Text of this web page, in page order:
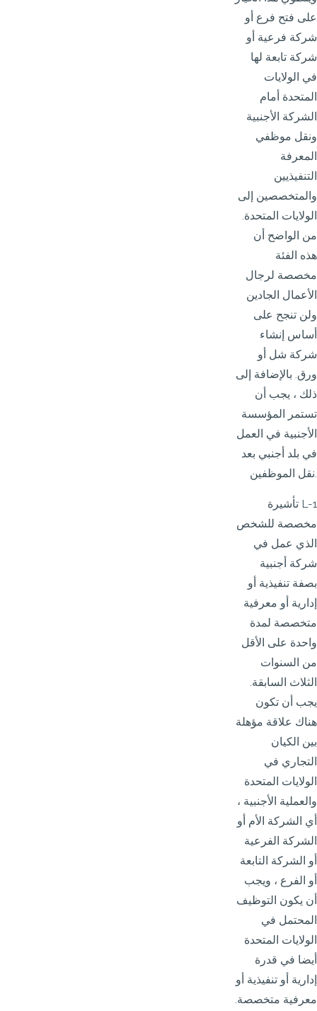
على فتح فرع أو
شركة فرعية أو
شركة تابعة لها
في الولايات
المتحدة أمام
الشركة الأجنبية
ونقل موظفي
المعرفة
التنفيذيين
والمتخصصين إلى
الولايات المتحدة.
من الواضح أن
هذه الفئة
مخصصة لرجال
الأعمال الجادين
ولن تنجح على
أساس إنشاء
شركة شل أو
ورق. بالإضافة إلى
ذلك ، يجب أن
تستمر المؤسسة
الأجنبية في العمل
في بلد أجنبي بعد
نقل الموظفين.
تأشيرة L-1
مخصصة للشخص
الذي عمل في
شركة أجنبية
بصفة تنفيذية أو
إدارية أو معرفية
متخصصة لمدة
واحدة على الأقل
من السنوات
الثلاث السابقة.
يجب أن تكون
هناك علاقة مؤهلة
بين الكيان
التجاري في
الولايات المتحدة
والعملية الأجنبية ،
أي الشركة الأم أو
الشركة الفرعية
أو الشركة التابعة
أو الفرع ، ويجب
أن يكون التوظيف
المحتمل في
الولايات المتحدة
أيضا في قدرة
إدارية أو تنفيذية أو
معرفية متخصصة.